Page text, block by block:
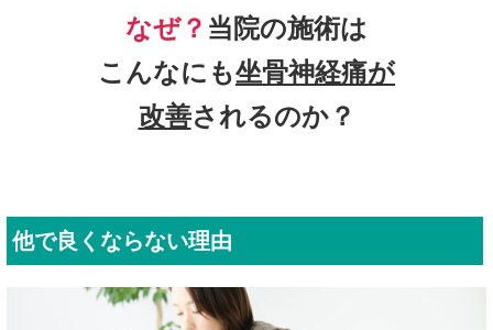
なぜ？ 当院の施術は
こんなにも坐骨神経痛が
改善されるのか？
他で良くならない理由